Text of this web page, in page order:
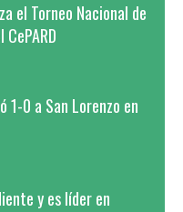
el Torneo Nacional de
1-0 a San Lorenzo en
y es líder en